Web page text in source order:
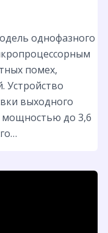
однофазного
помех,
Устройство
выходного
мощностью до 3,6